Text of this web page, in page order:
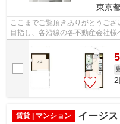
東京
ここまでご覧頂きありがとうご
目指し、各沿線の各不動産会社
賃貸 | マンション イージス